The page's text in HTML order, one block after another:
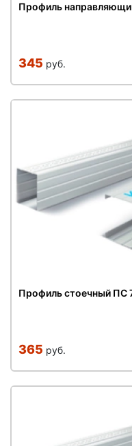
Профиль
345 руб.
Профиль стоечный ПС
365 руб.